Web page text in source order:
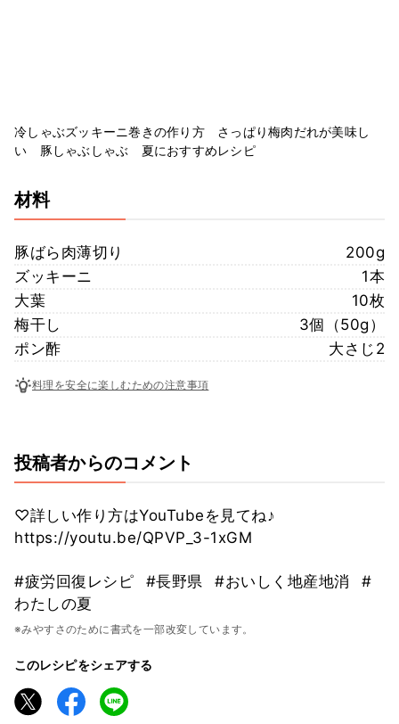
冷しゃぶズッキーニ巻きの作り方 さっぱり梅肉だれが美味し
い 豚しゃぶしゃぶ 夏におすすめレシピ
材料
豚ばら肉薄切り
200g
ズッキーニ
1本
大葉
10枚
梅干し
3個（50g）
ポン酢
大さじ2
料理を安全に楽しむための注意事項
投稿者からのコメント
♡詳しい作り方はYouTubeを見てね♪
https://youtu.be/QPVP_3-1xGM
#疲労回復レシピ #長野県 #おいしく地産地消
#
わたしの夏
※みやすさのために書式を一部改変しています。
このレシピをシェアする